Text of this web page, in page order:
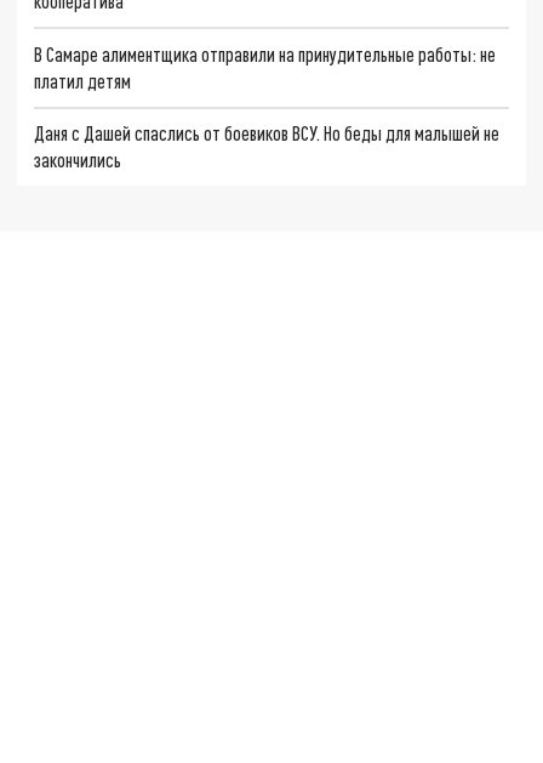
В Самаре алиментщика отправили на принудительные работы: не
платил детям
Даня с Дашей спаслись от боевиков ВСУ. Но беды для малышей не
закончились